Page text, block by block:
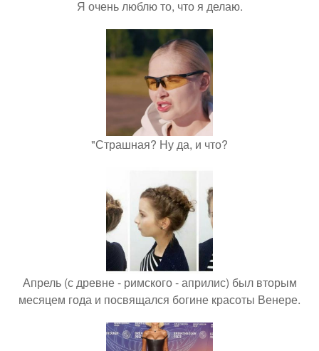
Я очень люблю то, что я делаю.
"Страшная? Ну да, и что?
Апрель (с древне - римского - априлис) был вторым
месяцем года и посвящался богине красоты Венере.